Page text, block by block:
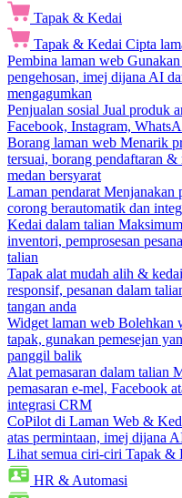
Tapak & Kedai
Tapak & Kedai Cipta
Pembina laman web
pengehosan, imej dijana AI
mengagumkan
Penjualan sosial Jual produk
Facebook, Instagram,
Borang laman web Menarik
tersuai, borang pendaftaran
medan bersyarat
Laman pendarat Menjanakan
corong berautomatik dan
Kedai dalam talian
inventori, pemprosesan
talian
Tapak alat mudah alih &
responsif, pesanan dalam
tangan anda
Widget laman web Bolehkan
tapak, gunakan pemesejan
panggil balik
Alat pemasaran dalam talian
pemasaran e-mel, Facebook
integrasi CRM
CoPilot di Laman Web &
atas permintaan, imej dijana
Lihat semua ciri-ciri Tapak &
HR & Automasi